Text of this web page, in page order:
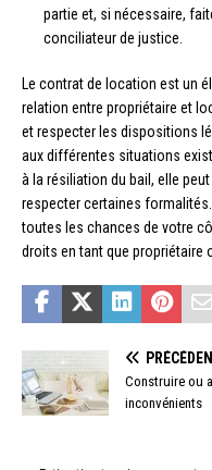
partie et, si nécessaire,
conciliateur de justice.
Le contrat de location est un
relation entre propriétaire et
et respecter les dispositions
aux différentes situations
à la résiliation du bail, elle
respecter certaines
toutes les chances de votre
droits en tant que propriétaire
Construire ou
inconvénients